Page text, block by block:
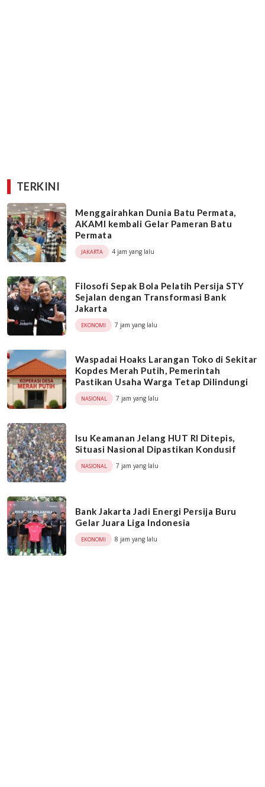
TERKINI
Menggairahkan Dunia Batu Permata,
AKAMI kembali Gelar Pameran Batu
Permata
JAKARTA 4 jam yang lalu
Filosofi Sepak Bola Pelatih Persija STY
Sejalan dengan Transformasi Bank
Jakarta
EKONOMI 7 jam yang lalu
Waspadai Hoaks Larangan Toko di Sekitar
Kopdes Merah Putih, Pemerintah
Pastikan Usaha Warga Tetap Dilindungi
NASIONAL 7 jam yang lalu
Isu Keamanan Jelang HUT RI Ditepis,
Situasi Nasional Dipastikan Kondusif
NASIONAL 7 jam yang lalu
Bank Jakarta Jadi Energi Persija Buru
Gelar Juara Liga Indonesia
EKONOMI 8 jam yang lalu